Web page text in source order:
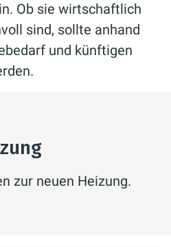
Ob sie wirtschaftlich
sind, sollte anhand
und künftigen
zur neuen Heizung.